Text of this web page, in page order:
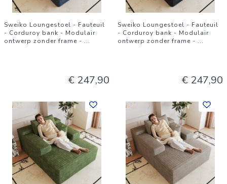
Sweiko Loungestoel - Fauteuil
- Corduroy bank - Modulair
ontwerp zonder frame - ...
€ 247,90
Sweiko Loungestoel - Fauteuil
- Corduroy bank - Modulair
ontwerp zonder frame - ...
€ 247,90